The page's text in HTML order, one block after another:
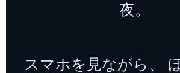
夜。
スマホを見ながら、